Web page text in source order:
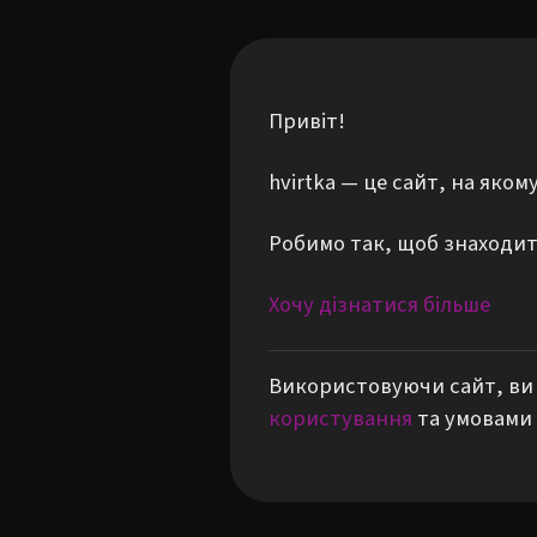
Привіт!
hvirtka — це сайт, на
Робимо так, щоб
Хочу дізнатися більше
Використовуючи сайт,
користування та умовами